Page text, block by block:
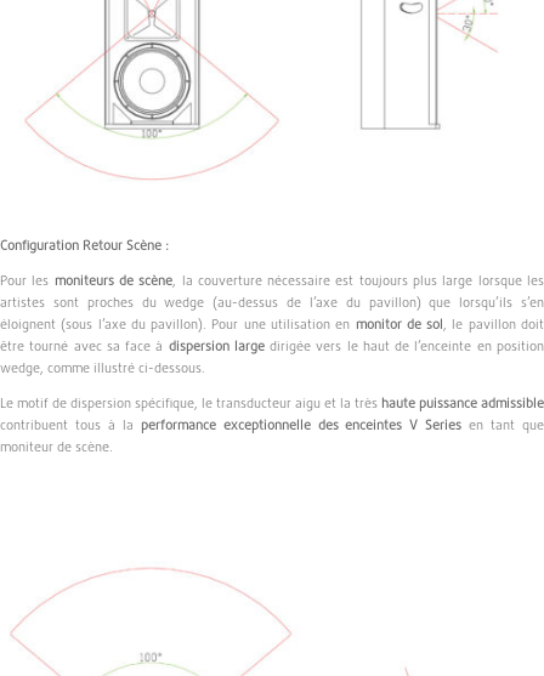
Configuration Retour Scène :
Pour les moniteurs de scène, la couverture nécessaire est toujours plus large lorsque les
artistes sont proches du wedge (au-dessus de l’axe du pavillon) que lorsqu’ils s’en
éloignent (sous l’axe du pavillon). Pour une utilisation en monitor de sol, le pavillon doit
être tourné avec sa face à dispersion largedirigée vers le haut de l’enceinte en position
wedge, comme illustré ci-dessous.
Le motif de dispersion spécifique, le transducteur aigu et la très haute puissance admissible
contribuent tous à la performance exceptionnelle des enceintes V Series en tant que
moniteur de scène.